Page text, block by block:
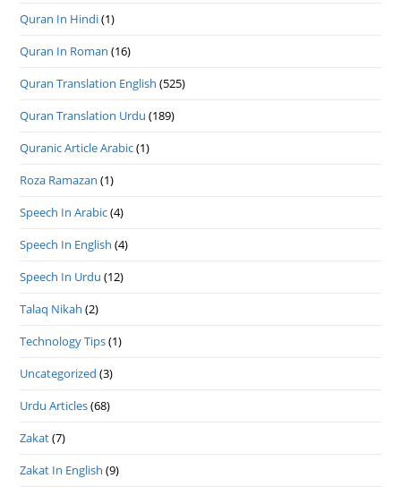
Quran In Hindi(1)
Quran In Roman (16)
Quran Translation English (525)
Quran Translation Urdu (189)
Quranic Article Arabic(1)
Roza Ramazan (1)
Speech In Arabic(4)
Speech In English (4)
Speech In Urdu (12)
Talaq Nikah (2)
Technology Tips(1)
Uncategorized (3)
Urdu Articles(68)
Zakat(7)
Zakat In English (9)